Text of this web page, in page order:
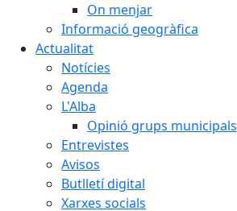
On menjar
Informació geogràfica
Actualitat
Notícies
Agenda
L'Alba
Opinió grups municipals
Entrevistes
Avisos
Butlletí digital
Xarxes socials